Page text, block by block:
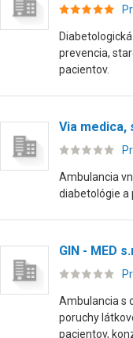
prevencia,
pacientov.
Via medica,
Ambulancia
diabetológie a
GIN - MED
Ambulancia s
poruchy
pacientov,